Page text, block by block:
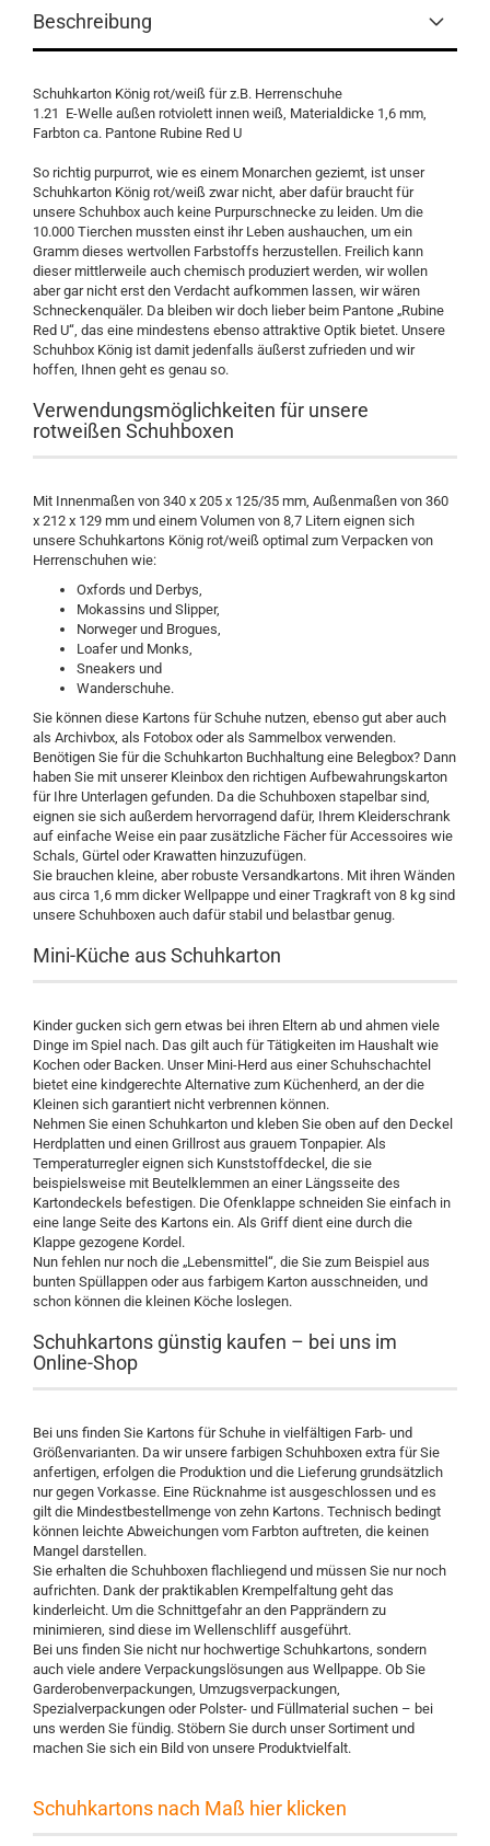
Beschreibung
Schuhkarton König rot/weiß für z.B. Herrenschuhe
1.21 E-Welle außen rotviolett innen weiß, Materialdicke 1,6 mm,
Farbton ca. Pantone Rubine Red U
So richtig purpurrot, wie es einem Monarchen geziemt, ist unser
Schuhkarton König rot/weiß zwar nicht, aber dafür braucht für
unsere Schuhbox auch keine Purpurschnecke zu leiden. Um die
10.000 Tierchen mussten einst ihr Leben aushauchen, um ein
Gramm dieses wertvollen Farbstoffs herzustellen. Freilich kann
dieser mittlerweile auch chemisch produziert werden, wir wollen
aber gar nicht erst den Verdacht aufkommen lassen, wir wären
Schneckenquäler. Da bleiben wir doch lieber beim Pantone „Rubine
Red U“, das eine mindestens ebenso attraktive Optik bietet. Unsere
Schuhbox König ist damit jedenfalls äußerst zufrieden und wir
hoffen, Ihnen geht es genau so.
Verwendungsmöglichkeiten für unsere
rotweißen Schuhboxen
Mit Innenmaßen von 340 x 205 x 125/35 mm, Außenmaßen von 360
x 212 x 129 mm und einem Volumen von 8,7 Litern eignen sich
unsere Schuhkartons König rot/weiß optimal zum Verpacken von
Herrenschuhen wie:
Oxfords und Derbys,
Mokassins und Slipper,
Norweger und Brogues,
Loafer und Monks,
Sneakers und
Wanderschuhe.
Sie können diese Kartons für Schuhe nutzen, ebenso gut aber auch
als Archivbox, als Fotobox oder als Sammelbox verwenden.
Benötigen Sie für die Schuhkarton Buchhaltung eine Belegbox? Dann
haben Sie mit unserer Kleinbox den richtigen Aufbewahrungskarton
für Ihre Unterlagen gefunden. Da die Schuhboxen stapelbar sind,
eignen sie sich außerdem hervorragend dafür, Ihrem Kleiderschrank
auf einfache Weise ein paar zusätzliche Fächer für Accessoires wie
Schals, Gürtel oder Krawatten hinzuzufügen.
Sie brauchen kleine, aber robuste Versandkartons. Mit ihren Wänden
aus circa 1,6 mm dicker Wellpappe und einer Tragkraft von 8 kg sind
unsere Schuhboxen auch dafür stabil und belastbar genug.
Mini-Küche aus Schuhkarton
Kinder gucken sich gern etwas bei ihren Eltern ab und ahmen viele
Dinge im Spiel nach. Das gilt auch für Tätigkeiten im Haushalt wie
Kochen oder Backen. Unser Mini-Herd aus einer Schuhschachtel
bietet eine kindgerechte Alternative zum Küchenherd, an der die
Kleinen sich garantiert nicht verbrennen können.
Nehmen Sie einen Schuhkarton und kleben Sie oben auf den Deckel
Herdplatten und einen Grillrost aus grauem Tonpapier. Als
Temperaturregler eignen sich Kunststoffdeckel, die sie
beispielsweise mit Beutelklemmen an einer Längsseite des
Kartondeckels befestigen. Die Ofenklappe schneiden Sie einfach in
eine lange Seite des Kartons ein. Als Griff dient eine durch die
Klappe gezogene Kordel.
Nun fehlen nur noch die „Lebensmittel“, die Sie zum Beispiel aus
bunten Spüllappen oder aus farbigem Karton ausschneiden, und
schon können die kleinen Köche loslegen.
Schuhkartons günstig kaufen – bei uns im
Online-Shop
Bei uns finden Sie Kartons für Schuhe in vielfältigen Farb- und
Größenvarianten. Da wir unsere farbigen Schuhboxen extra für Sie
anfertigen, erfolgen die Produktion und die Lieferung grundsätzlich
nur gegen Vorkasse. Eine Rücknahme ist ausgeschlossen und es
gilt die Mindestbestellmenge von zehn Kartons. Technisch bedingt
können leichte Abweichungen vom Farbton auftreten, die keinen
Mangel darstellen.
Sie erhalten die Schuhboxen flachliegend und müssen Sie nur noch
aufrichten. Dank der praktikablen Krempelfaltung geht das
kinderleicht. Um die Schnittgefahr an den Papprändern zu
minimieren, sind diese im Wellenschliff ausgeführt.
Bei uns finden Sie nicht nur hochwertige Schuhkartons, sondern
auch viele andere Verpackungslösungen aus Wellpappe. Ob Sie
Garderobenverpackungen, Umzugsverpackungen,
Spezialverpackungen oder Polster- und Füllmaterial suchen – bei
uns werden Sie fündig. Stöbern Sie durch unser Sortiment und
machen Sie sich ein Bild von unsere Produktvielfalt.
Schuhkartons nach Maß hier klicken